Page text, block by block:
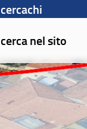
cercachi
cerca nel sito